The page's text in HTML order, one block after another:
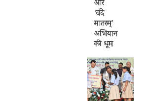
और
‘वंदे
मातरम्’
अभियान
की धूम